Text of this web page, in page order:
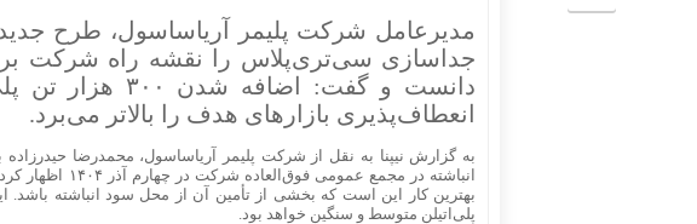
مدیرعامل شرکت پلیمر آریاساسول، طرح
جداسازی سی‌تری‌پلاس را نقشه راه شرکت
دانست و گفت:
انعطاف‌پذیری بازارهای هدف را بالاتر می‌برد.
انباشته در
بهترین کار این است که بخشی از تأمین آن از محل سود انباشته
پلی‌اتیلن متوسط و سنگین خواهد بود.